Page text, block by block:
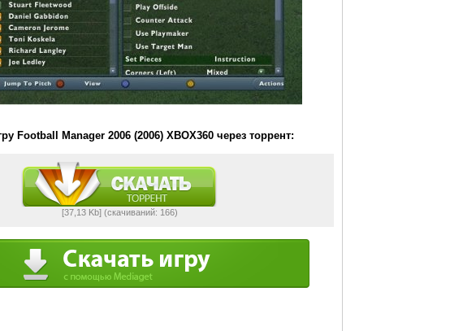
Football Manager 2006 (2006) XBOX360 через торрент:
[37,13 Kb] (cкачиваний: 166)